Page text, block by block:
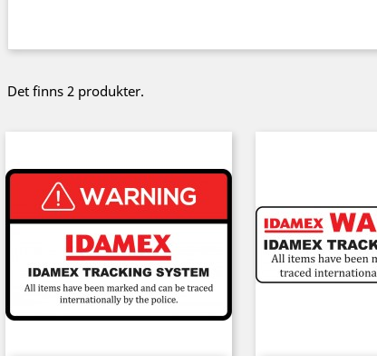
Det finns 2 produkter.